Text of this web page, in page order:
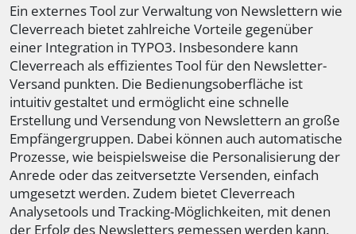
Ein externes Tool zur Verwaltung von Newslettern wie
Cleverreach bietet zahlreiche Vorteile gegenüber
einer Integration in TYPO3. Insbesondere kann
Cleverreach als effizientes Tool für den Newsletter-
Versand punkten. Die Bedienungsoberfläche ist
intuitiv gestaltet und ermöglicht eine schnelle
Erstellung und Versendung von Newslettern an große
Empfängergruppen. Dabei können auch automatische
Prozesse, wie beispielsweise die Personalisierung der
Anrede oder das zeitversetzte Versenden, einfach
umgesetzt werden. Zudem bietet Cleverreach
Analysetools und Tracking-Möglichkeiten, mit denen
der Erfolg des Newsletters gemessen werden kann.